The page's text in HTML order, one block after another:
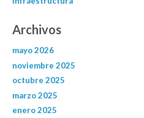
Archivos
mayo 2026
noviembre 2025
octubre 2025
marzo 2025
enero 2025